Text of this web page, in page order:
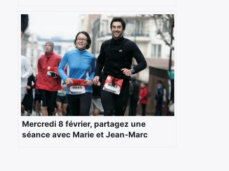
Mercredi 8 février, partagez une
séance avec Marie et Jean-Marc